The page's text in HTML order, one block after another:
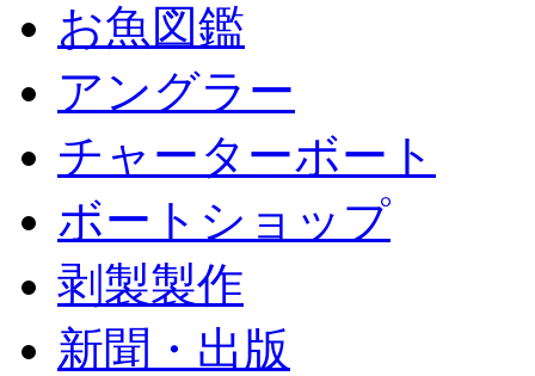
お魚図鑑
アングラー
チャーターボート
ボートショップ
剥製製作
新聞・出版